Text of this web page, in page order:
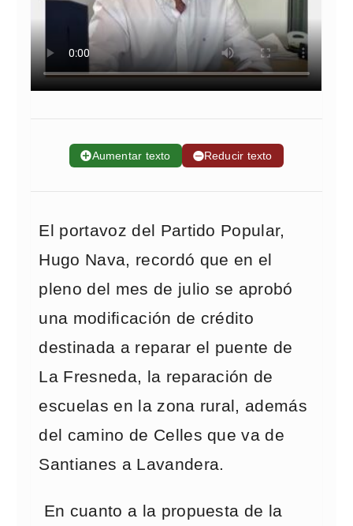
➕Aumentar texto ➖Reducir texto
El portavoz del Partido Popular,
Hugo Nava, recordó que en el
pleno del mes de julio se aprobó
una modificación de crédito
destinada a reparar el puente de
La Fresneda, la reparación de
escuelas en la zona rural, además
del camino de Celles que va de
Santianes a Lavandera.
En cuanto a la propuesta de la